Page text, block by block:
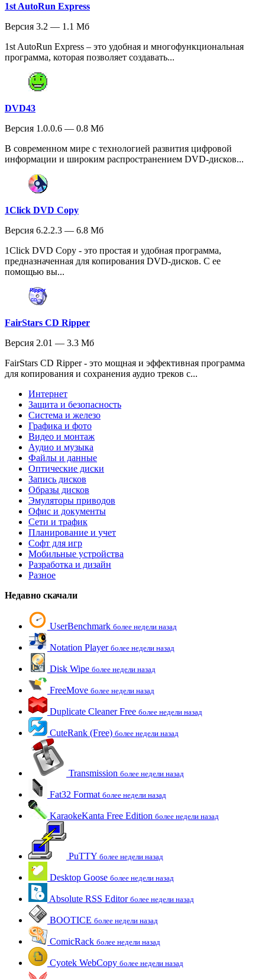
1st AutoRun Express
Версия 3.2 — 1.1 Мб
1st AutoRun Express – это удобная и многофункциональная
программа, которая позволяет создавать...
DVD43
Версия 1.0.0.6 — 0.8 Мб
В современном мире с технологией развития цифровой
информации и широким распространением DVD-дисков...
1Click DVD Copy
Версия 6.2.2.3 — 6.8 Мб
1Click DVD Copy - это простая и удобная программа,
предназначенная для копирования DVD-дисков. С ее
помощью вы...
FairStars CD Ripper
Версия 2.01 — 3.3 Мб
FairStars CD Ripper - это мощная и эффективная программа
для копирования и сохранения аудио треков с...
Интернет
Защита и безопасность
Система и железо
Графика и фото
Видео и монтаж
Аудио и музыка
Файлы и данные
Оптические диски
Запись дисков
Образы дисков
Эмуляторы приводов
Офис и документы
Сети и трафик
Планирование и учет
Софт для игр
Мобильные устройства
Разработка и дизайн
Разное
Недавно скачали
UserBenchmark более недели назад
Notation Player более недели назад
Disk Wipe более недели назад
FreeMove более недели назад
Duplicate Cleaner Free более недели назад
CuteRank (Free) более недели назад
Transmission более недели назад
Fat32 Format более недели назад
KaraokeKanta Free Edition более недели назад
PuTTY более недели назад
Desktop Goose более недели назад
Absolute RSS Editor более недели назад
BOOTICE более недели назад
ComicRack более недели назад
Cyotek WebCopy более недели назад